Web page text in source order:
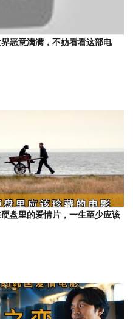
恶意满满，不妨看看这部电
盘里的爱情片，一生至少应该